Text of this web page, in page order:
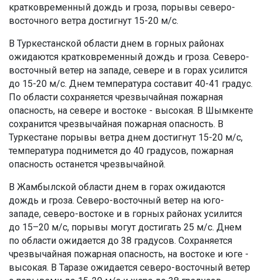
кратковременный дождь и гроза, порывы северо-
восточного ветра достигнут 15-20 м/с.
В Туркестанской области днем в горных районах
ожидаются кратковременный дождь и гроза. Северо-
восточный ветер на западе, севере и в горах усилится
до 15-20 м/с. Днем температура составит 40-41 градус.
По области сохраняется чрезвычайная пожарная
опасность, на севере и востоке - высокая. В Шымкенте
сохранится чрезвычайная пожарная опасность. В
Туркестане порывы ветра днем достигнут 15-20 м/с,
температура поднимется до 40 градусов, пожарная
опасность останется чрезвычайной.
В Жамбылской области днем в горах ожидаются
дождь и гроза. Северо-восточный ветер на юго-
западе, северо-востоке и в горных районах усилится
до 15–20 м/с, порывы могут достигать 25 м/с. Днем
по области ожидается до 38 градусов. Сохраняется
чрезвычайная пожарная опасность, на востоке и юге -
высокая. В Таразе ожидается северо-восточный ветер